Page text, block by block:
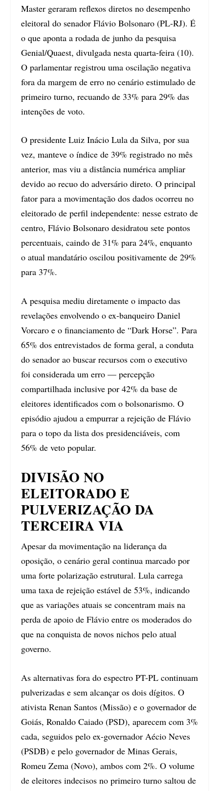
Master geraram reflexos diretos no desempenho
eleitoral do senador Flávio Bolsonaro (PL-RJ). É
o que aponta a rodada de junho da pesquisa
Genial/Quaest, divulgada nesta quarta-feira (10).
O parlamentar registrou uma oscilação negativa
fora da margem de erro no cenário estimulado de
primeiro turno, recuando de 33% para 29% das
intenções de voto.
O presidente Luiz Inácio Lula da Silva, por sua
vez, manteve o índice de 39% registrado no mês
anterior, mas viu a distância numérica ampliar
devido ao recuo do adversário direto. O principal
fator para a movimentação dos dados ocorreu no
eleitorado de perfil independente: nesse estrato de
centro, Flávio Bolsonaro desidratou sete pontos
percentuais, caindo de 31% para 24%, enquanto
o atual mandatário oscilou positivamente de 29%
para 37%.
A pesquisa mediu diretamente o impacto das
revelações envolvendo o ex-banqueiro Daniel
Vorcaro e o financiamento de “Dark Horse”. Para
65% dos entrevistados de forma geral, a conduta
do senador ao buscar recursos com o executivo
foi considerada um erro — percepção
compartilhada inclusive por 42% da base de
eleitores identificados com o bolsonarismo. O
episódio ajudou a empurrar a rejeição de Flávio
para o topo da lista dos presidenciáveis, com
56% de veto popular.
DIVISÃO NO
ELEITORADO E
PULVERIZAÇÃO DA
TERCEIRA VIA
Apesar da movimentação na liderança da
oposição, o cenário geral continua marcado por
uma forte polarização estrutural. Lula carrega
uma taxa de rejeição estável de 53%, indicando
que as variações atuais se concentram mais na
perda de apoio de Flávio entre os moderados do
que na conquista de novos nichos pelo atual
governo.
As alternativas fora do espectro PT-PL continuam
pulverizadas e sem alcançar os dois dígitos. O
ativista Renan Santos (Missão) e o governador de
Goiás, Ronaldo Caiado (PSD), aparecem com 3%
cada, seguidos pelo ex-governador Aécio Neves
(PSDB) e pelo governador de Minas Gerais,
Romeu Zema (Novo), ambos com 2%. O volume
de eleitores indecisos no primeiro turno saltou de